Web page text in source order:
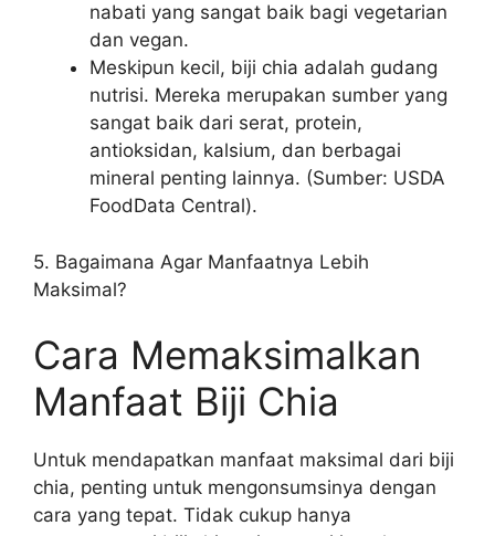
nabati yang sangat baik bagi vegetarian
dan vegan.
Meskipun kecil, biji chia adalah gudang
nutrisi. Mereka merupakan sumber yang
sangat baik dari serat, protein,
antioksidan, kalsium, dan berbagai
mineral penting lainnya. (Sumber: USDA
FoodData Central).
5. Bagaimana Agar Manfaatnya Lebih
Maksimal?
Cara Memaksimalkan
Manfaat Biji Chia
Untuk mendapatkan manfaat maksimal dari biji
chia, penting untuk mengonsumsinya dengan
cara yang tepat. Tidak cukup hanya